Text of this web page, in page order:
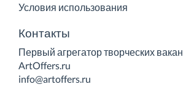
Условия использования
Контакты
Первый агрегатор творческих
ArtOffers.ru
info@artoffers.ru